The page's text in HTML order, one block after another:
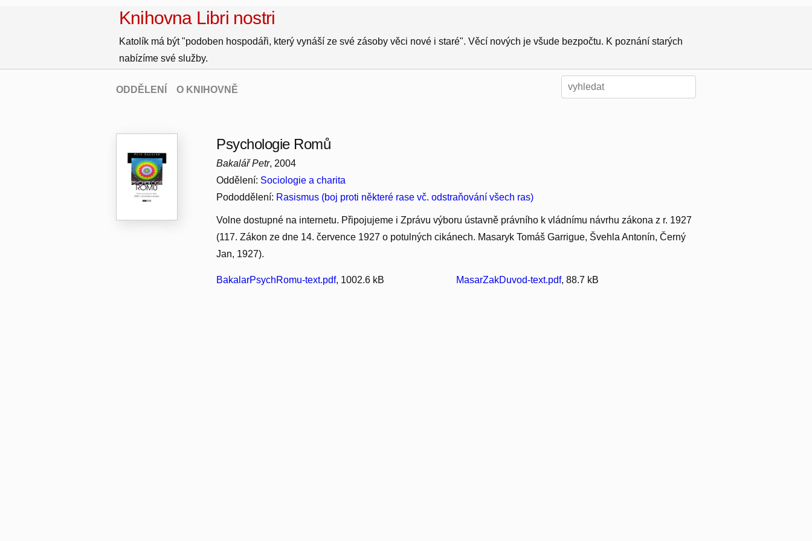
Knihovna Libri nostri
Katolík má být "podoben hospodáři, který vynáší ze své zásoby věci nové i staré". Věcí nových je všude bezpočtu. K poznání starých
nabízíme své služby.
ODDĚLENÍ O KNIHOVNĚ
Psychologie Romů
Bakalář Petr, 2004
Oddělení: Sociologie a charita
Pododdělení: Rasismus (boj proti některé rase vč. odstraňování všech ras)
Volne dostupné na internetu. Připojujeme i Zprávu výboru ústavně právního k vládnímu návrhu zákona z r. 1927
(117. Zákon ze dne 14. července 1927 o potulných cikánech. Masaryk Tomáš Garrigue, Švehla Antonín, Černý
Jan, 1927).
BakalarPsychRomu-text.pdf, 1002.6 kB MasarZakDuvod-text.pdf, 88.7 kB